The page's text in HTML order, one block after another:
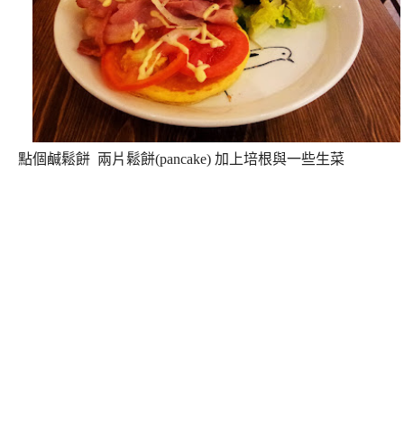
點個鹹鬆餅 兩片鬆餅(pancake) 加上培根與一些生菜